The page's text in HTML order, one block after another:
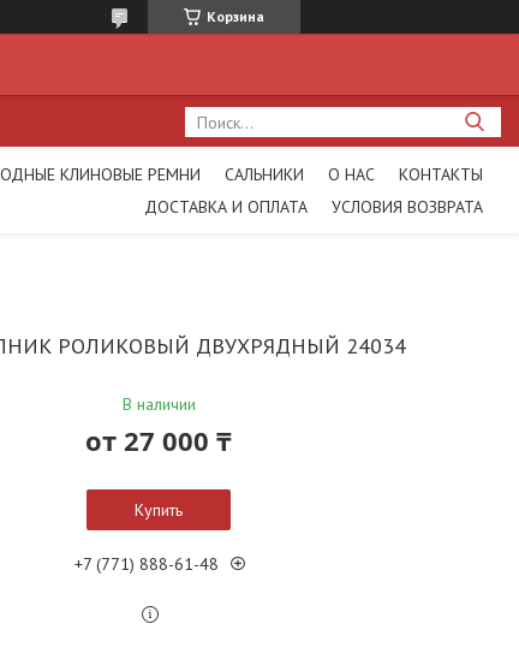
Корзина
КЛИНОВЫЕ РЕМНИ САЛЬНИКИ О НАС
КОНТАКТЫ
ДОСТАВКА И ОПЛАТА
УСЛОВИЯ ВОЗВРАТА
РОЛИКОВЫЙ ДВУХРЯДНЫЙ 24034
В наличии
от27 000 ₸
Купить
+7 (771) 888-61-48